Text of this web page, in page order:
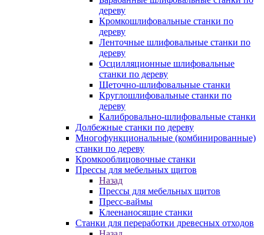
дереву
Кромкошлифовальные станки по
дереву
Ленточные шлифовальные станки по
дереву
Осцилляционные шлифовальные
станки по дереву
Щеточно-шлифовальные станки
Круглошлифовальные станки по
дереву
Калибровально-шлифовальные станки
Долбежные станки по дереву
Многофункциональные (комбинированные)
станки по дереву
Кромкооблицовочные станки
Прессы для мебельных щитов
Назад
Прессы для мебельных щитов
Пресс-ваймы
Клеенаносящие станки
Станки для переработки древесных отходов